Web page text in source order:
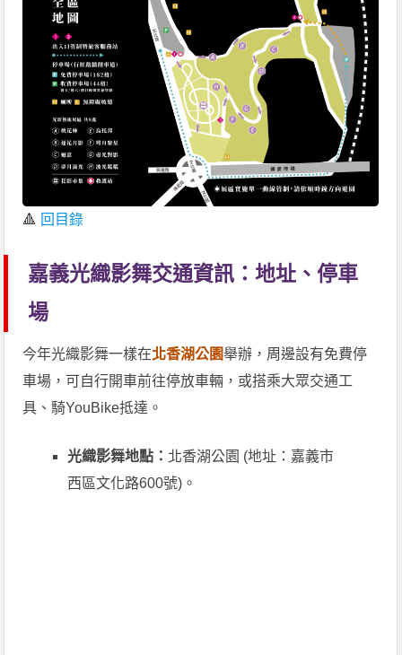
🔺 回目錄
嘉義光織影舞交通資訊：地址、停車
場
今年光織影舞一樣在北香湖公園舉辦，周邊設有免費停
車場，可自行開車前往停放車輛，或搭乘大眾交通工
具、騎YouBike抵達。
光織影舞地點： 北香湖公園 (地址：嘉義市
西區文化路600號)。